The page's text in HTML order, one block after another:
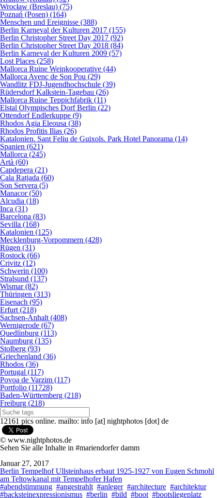
Wrocław (Breslau) (75)
Poznań (Posen) (164)
Menschen und Ereignisse (388)
Berlin Karneval der Kulturen 2017 (155)
Berlin Christopher Street Day 2017 (92)
Berlin Christopher Street Day 2018 (84)
Berlin Karneval der Kulturen 2009 (57)
Lost Places (258)
Mallorca Ruine Weinkooperative (44)
Mallorca Avenc de Son Pou (29)
Wandlitz FDJ-Jugendhochschule (39)
Rüdersdorf Kalkstein-Tagebau (26)
Mallorca Ruine Teppichfabrik (11)
Elstal Olympisches Dorf Berlin (22)
Ottendorf Endlerkuppe (9)
Rhodos Agia Eleousa (38)
Rhodos Profitis Ilias (26)
Katalonien. Sant Feliu de Guixols. Park Hotel Panorama (14)
Spanien (621)
Mallorca (245)
Artà (60)
Capdepera (21)
Cala Ratjada (60)
Son Servera (5)
Manacor (50)
Alcudia (18)
Inca (31)
Barcelona (83)
Sevilla (168)
Katalonien (125)
Mecklenburg-Vorpommern (428)
Rügen (31)
Rostock (66)
Crivitz (12)
Schwerin (100)
Stralsund (137)
Wismar (82)
Thüringen (313)
Eisenach (95)
Erfurt (218)
Sachsen-Anhalt (408)
Wernigerode (67)
Quedlinburg (113)
Naumburg (135)
Stolberg (93)
Griechenland (36)
Rhodos (36)
Portugal (117)
Povoa de Varzim (117)
Portfolio (11728)
Baden-Württemberg (218)
Freiburg (218)
12161 pics online. mailto: info [at] nightphotos [dot] de
© www.nightphotos.de
Sehen Sie alle Inhalte in #mariendorfer damm
Januar 27, 2017
Berlin Tempelhof Ullsteinhaus erbaut 1925-1927 von Eugen Schmohl
am Teltowkanal mit Tempelhofer Hafen
#abendstimmung #angestrahlt #anleger #architecture #architektur
#backsteinexpressionismus #berlin #bild #boot #bootsliegeplatz